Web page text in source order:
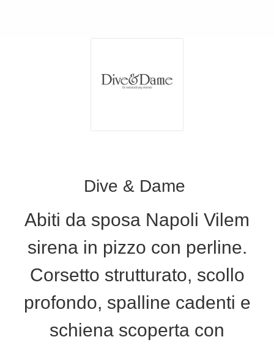
Dive & Dame
Abiti da sposa Napoli Vilem
sirena in pizzo con perline.
Corsetto strutturato, scollo
profondo, spalline cadenti e
schiena scoperta con